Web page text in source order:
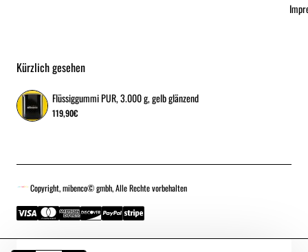
Kürzlich gesehen
Flüssiggummi PUR, 3.000 g, gelb glänzend
119,90€
Copyright, mibenco© gmbh, Alle Rechte vorbehalten